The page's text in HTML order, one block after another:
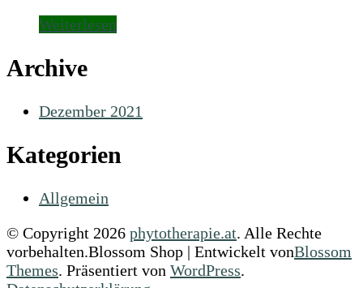
Weiterlesen
Archive
Dezember 2021
Kategorien
Allgemein
© Copyright 2026 phytotherapie.at. Alle Rechte
vorbehalten.Blossom Shop | Entwickelt vonBlossom
Themes. Präsentiert von WordPress.